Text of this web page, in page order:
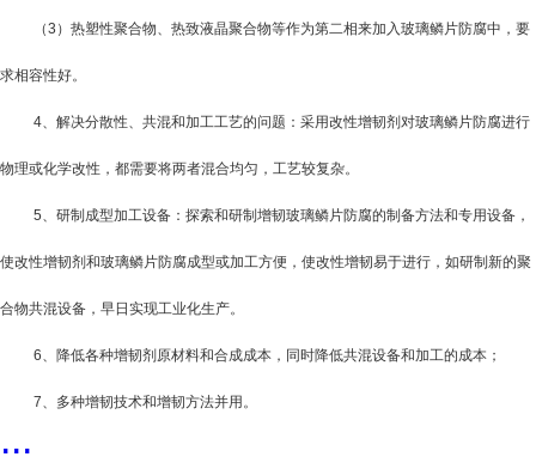
（3 ）热塑性聚合物、热致液晶聚合物等作为第二相来加入玻璃鳞片防腐中，要
求相容性好。
4、解决分散性、共混和加工工艺的问题：采用改性增韧剂对玻璃鳞片防腐进行
物理或化学改性，都需要将两者混合均匀，工艺较复杂。
5、研制成型加工设备：探索和研制增韧玻璃鳞片防腐的制备方法和专用设备，
使改性增韧剂和玻璃鳞片防腐成型或加工方便，使改性增韧易于进行，如研制新的聚
合物共混设备，早日实现工业化生产。
6、降低各种增韧剂原材料和合成成本，同时降低共混设备和加工的成本；
7、多种增韧技术和增韧方法并用。
...